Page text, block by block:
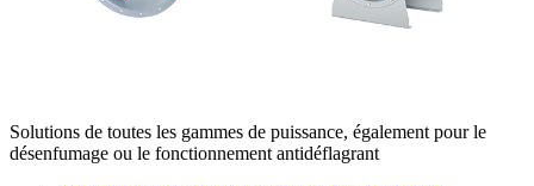
Solutions de toutes les gammes de puissance, également pour le
désenfumage ou le fonctionnement antidéflagrant